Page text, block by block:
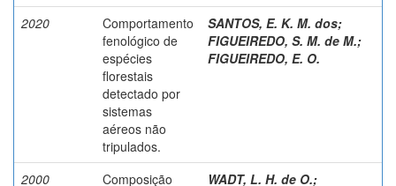
2020
Comportamento
fenológico de
espécies
florestais
detectado por
sistemas
aéreos não
tripulados.
SANTOS, E. K. M. dos;
FIGUEIREDO, S. M. de M.;
FIGUEIREDO, E. O.
2000
Composição
WADT, L. H. de O.;